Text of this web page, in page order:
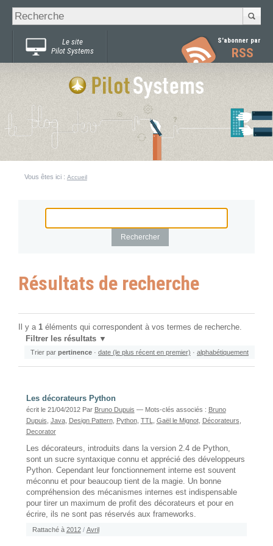
Chercher par
Recherche
avancée…
Le site
Pilot Systems
S'abonner par
RSS
Vous êtes ici : Accueil
Résultats de recherche
Il y a 1 éléments qui correspondent à vos termes de recherche.
Filtrer les résultats
Trier par pertinence · date (le plus récent en premier) · alphabétiquement
Les décorateurs Python
écrit le 21/04/2012 Par Bruno Dupuis — Mots-clés associés : Bruno
Dupuis Java, Design Pattern, Python, TTL Gaël le Mignot, Décorateurs
Decorator
Les décorateurs, introduits dans la version 2.4 de Python,
sont un sucre syntaxique connu et apprécié des développeurs
Python. Cependant leur fonctionnement interne est souvent
méconnu et pour beaucoup tient de la magie. Un bonne
compréhension des mécanismes internes est indispensable
pour tirer un maximum de profit des décorateurs et pour en
écrire, ils ne sont pas réservés aux frameworks.
Rattaché à 2012 / Avril